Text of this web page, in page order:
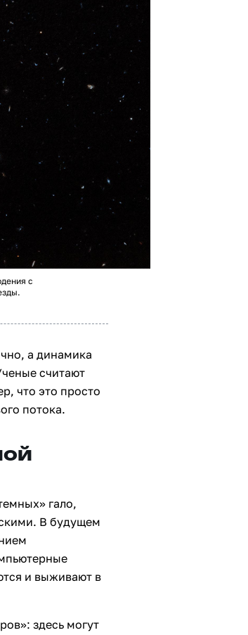
с
а динамика
считают
что это просто
потока.
гало,
В будущем
и выживают в
здесь могут